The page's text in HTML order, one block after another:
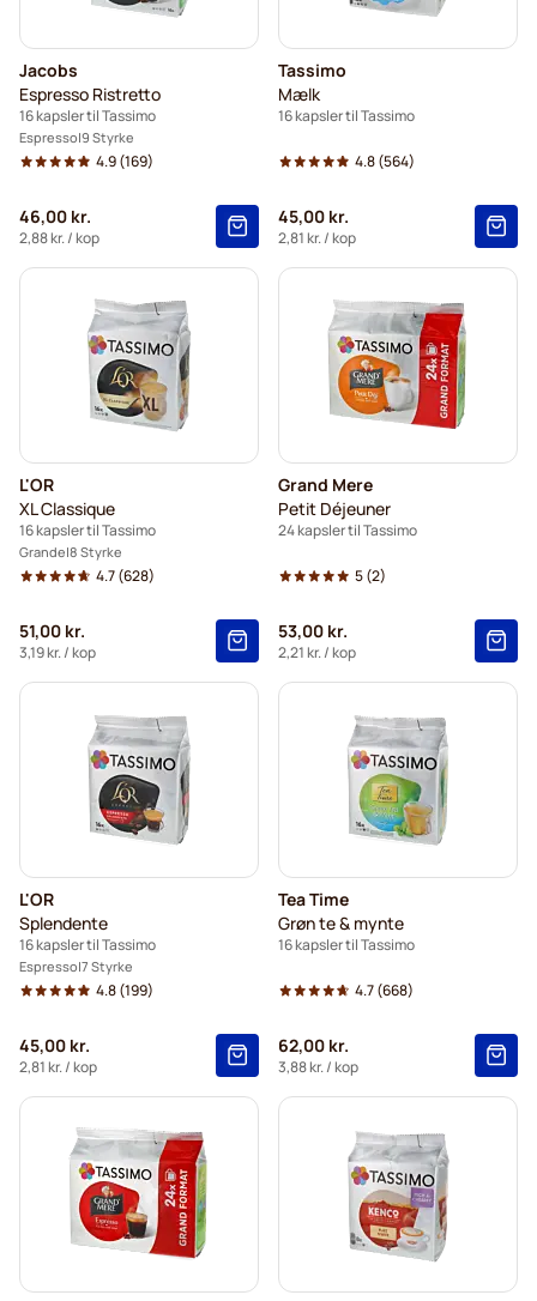
Jacobs
Espresso Ristretto
16 kapsler til Tassimo
Espresso 9 Styrke
4.9(169)
46,00 kr.
2,88 kr./ kop
Tassimo
Mælk
16 kapsler til Tassimo
4.8(564)
45,00 kr.
2,81 kr./ kop
L'OR
XL Classique
16 kapsler til Tassimo
Grande 8 Styrke
4.7(628)
51,00 kr.
3,19 kr./ kop
Grand Mere
Petit Déjeuner
24 kapsler til Tassimo
5(2)
53,00 kr.
2,21 kr./ kop
L'OR
Splendente
16 kapsler til Tassimo
Espresso 7 Styrke
4.8(199)
45,00 kr.
2,81 kr./ kop
Tea Time
Grøn te & mynte
16 kapsler til Tassimo
4.7(668)
62,00 kr.
3,88 kr./ kop